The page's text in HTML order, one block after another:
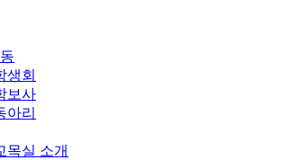
생회
보사
아리
목실 소개